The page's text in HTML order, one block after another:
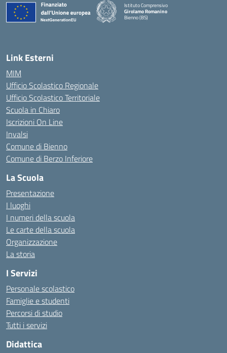
Istituto Comprensivo
Girolamo Romanino
Bienno (BS)
Link Esterni
MIM
Ufficio Scolastico Regionale
Ufficio Scolastico Territoriale
Scuola in Chiaro
Iscrizioni On Line
Invalsi
Comune di Bienno
Comune di Berzo Inferiore
La Scuola
Presentazione
I luoghi
I numeri della scuola
Le carte della scuola
Organizzazione
La storia
I Servizi
Personale scolastico
Famiglie e studenti
Percorsi di studio
Tutti i servizi
Didattica